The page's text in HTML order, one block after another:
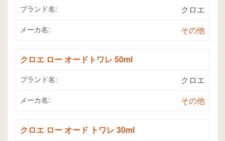
ブランド名: クロエ
メーカ名: その他
クロエ ロー オードトワレ 50ml
ブランド名: クロエ
メーカ名: その他
クロエ ロー オード トワレ 30ml